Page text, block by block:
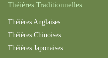
Théières Traditionnelles
Théières Anglaises
Théières Chinoises
Théières Japonaises